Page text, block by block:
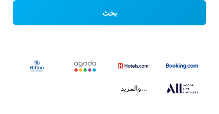
بحث
...والمزيد